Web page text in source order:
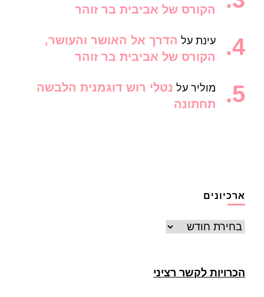
הקורס של אביבית בר זוהר
עינת על הדרך אל האושר והעושר,
הקורס של אביבית בר זוהר
מוליר על נטלי רוש דוגמנית הלבשה
תחתונה
ארכיונים
ארכיונים
הכרויות לקשר רציני